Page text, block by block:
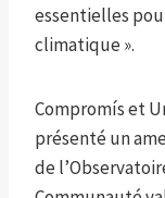
essentielles
climatique ».
Compromís et
présenté un
de